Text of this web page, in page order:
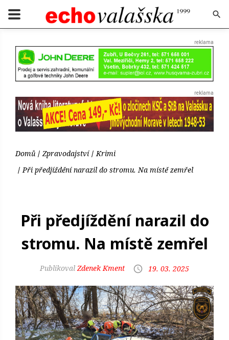
Domů Zpravodajství
Krimi
Při předjíždění narazil do stromu. Na místě zemřel
Při předjíždění narazil do
stromu. Na místě zemřel
Zdenek Kment 19. 03. 2025